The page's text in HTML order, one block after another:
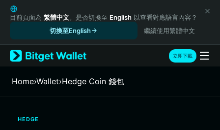
English
日本語
Русский
Español (Latinoamérica)
Türkçe
Italiano
繁體中文
目前頁面為 繁體中文。是否切換至 English 以查看對應語言內容？
切換至English
繼續使用繁體中文
立即下載
Home›Wallet›Hedge Coin 錢包
HEDGE